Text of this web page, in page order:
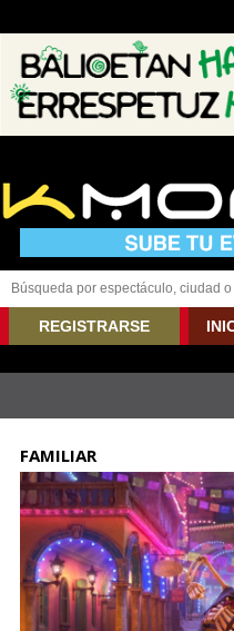
REGISTRARSE
FAMILIAR